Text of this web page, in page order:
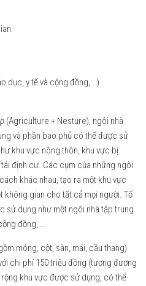
dục, y tế và cộng đồng, …)
(Agriculture + Nesture), ngôi nhà
và phần bao phủ có thể được sử
khu vực nông thôn, khu vực bị
định cư. Các cụm của những ngôi
khác nhau, tạo ra một khu vực
không gian cho tất cả mọi người. Tổ
sử dụng như một ngôi nhà tập trung
đồng, …
móng, cột, sàn, mái, cầu thang)
chi phí 150 triệu đồng (tương đương
khu vực được sử dụng, có thể